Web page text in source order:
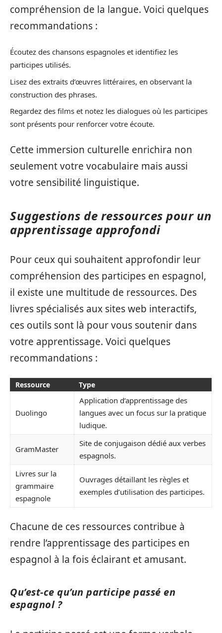
compréhension de la langue. Voici quelques
recommandations :
Écoutez des chansons espagnoles et identifiez les
participes utilisés.
Lisez des extraits d’œuvres littéraires, en observant la
construction des phrases.
Regardez des films et notez les dialogues où les participes
sont présents pour renforcer votre écoute.
Cette immersion culturelle enrichira non
seulement votre vocabulaire mais aussi
votre sensibilité linguistique.
Suggestions de ressources pour un
apprentissage approfondi
Pour ceux qui souhaitent approfondir leur
compréhension des participes en espagnol,
il existe une multitude de ressources. Des
livres spécialisés aux sites web interactifs,
ces outils sont là pour vous soutenir dans
votre apprentissage. Voici quelques
recommandations :
Ressource Type
Duolingo
Application d’apprentissage des
langues avec un focus sur la pratique
ludique.
GramMaster
Site de conjugaison dédié aux verbes
espagnols.
Livres sur la
grammaire
espagnole
Ouvrages détaillant les règles et
exemples d’utilisation des participes.
Chacune de ces ressources contribue à
rendre l’apprentissage des participes en
espagnol à la fois éclairant et amusant.
Qu’est-ce qu’un participe passé en
espagnol ?